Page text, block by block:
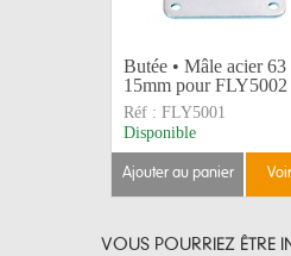
Butée • Mâle acier
15mm pour FLY5002
Réf : FLY5001
Disponible
ajouter au panier
VOUS POURRIEZ ÊTRE